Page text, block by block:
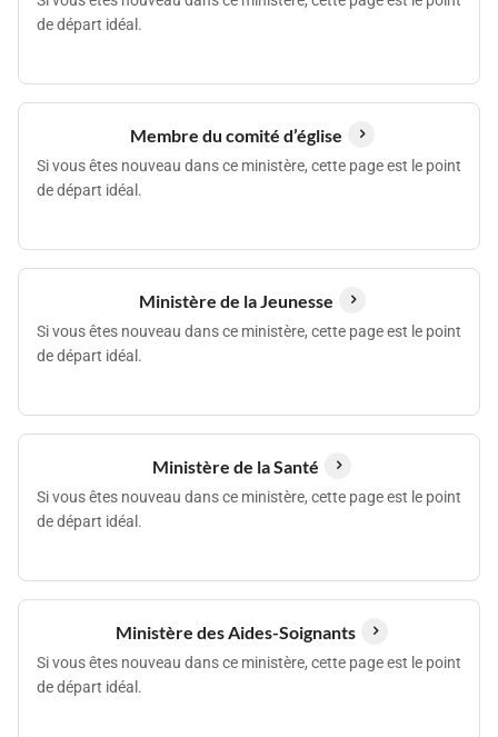
de départ idéal.
Membre du comité d’église
Si vous êtes nouveau dans ce ministère, cette page est le point
de départ idéal.
Ministère de la Jeunesse
Si vous êtes nouveau dans ce ministère, cette page est le point
de départ idéal.
Ministère de la Santé
Si vous êtes nouveau dans ce ministère, cette page est le point
de départ idéal.
Ministère des Aides-Soignants
Si vous êtes nouveau dans ce ministère, cette page est le point
de départ idéal.